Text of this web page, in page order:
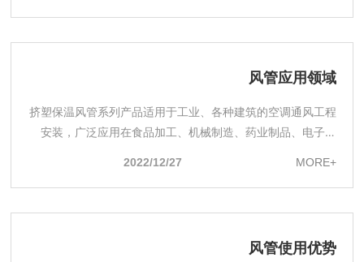
风管应用领域
挤塑保温风管系列产品适用于工业、各种建筑的空调通风工程
安装，广泛应用在食品加工、机械制造、药业制品、电子工
等领域。
2022/12/27 MORE+
风管使用优势